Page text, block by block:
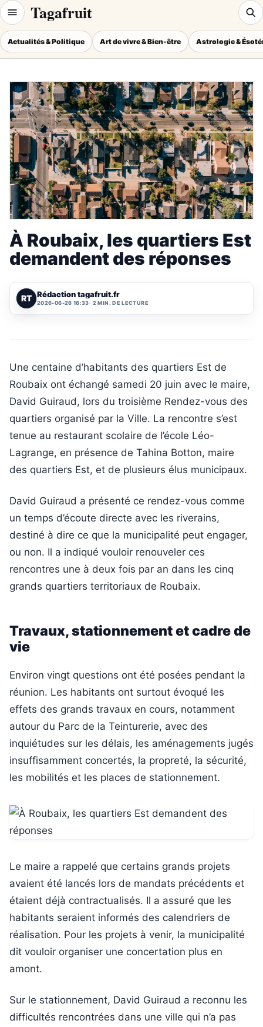
Tagafruit
Actualités & Politique Art de vivre & Bien-être Astrologie &
À Roubaix, les quartiers Est
demandent des réponses
RT Rédaction tagafruit.fr
2026-06-26 16:33 2 MIN. DE LECTURE
Une centaine d’habitants des quartiers Est de
Roubaix ont échangé samedi 20 juin avec le maire,
David Guiraud, lors du troisième Rendez-vous des
quartiers organisé par la Ville. La rencontre s’est
tenue au restaurant scolaire de l’école Léo-
Lagrange, en présence de Tahina Botton, maire
des quartiers Est, et de plusieurs élus municipaux.
David Guiraud a présenté ce rendez-vous comme
un temps d’écoute directe avec les riverains,
destiné à dire ce que la municipalité peut engager,
ou non. Il a indiqué vouloir renouveler ces
rencontres une à deux fois par an dans les cinq
grands quartiers territoriaux de Roubaix.
Travaux, stationnement et cadre de
vie
Environ vingt questions ont été posées pendant la
réunion. Les habitants ont surtout évoqué les
effets des grands travaux en cours, notamment
autour du Parc de la Teinturerie, avec des
inquiétudes sur les délais, les aménagements jugés
insuffisamment concertés, la propreté, la sécurité,
les mobilités et les places de stationnement.
Le maire a rappelé que certains grands projets
avaient été lancés lors de mandats précédents et
étaient déjà contractualisés. Il a assuré que les
habitants seraient informés des calendriers de
réalisation. Pour les projets à venir, la municipalité
dit vouloir organiser une concertation plus en
amont.
Sur le stationnement, David Guiraud a reconnu les
difficultés rencontrées dans une ville qui n’a pas